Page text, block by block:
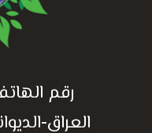
رقم
العراق-